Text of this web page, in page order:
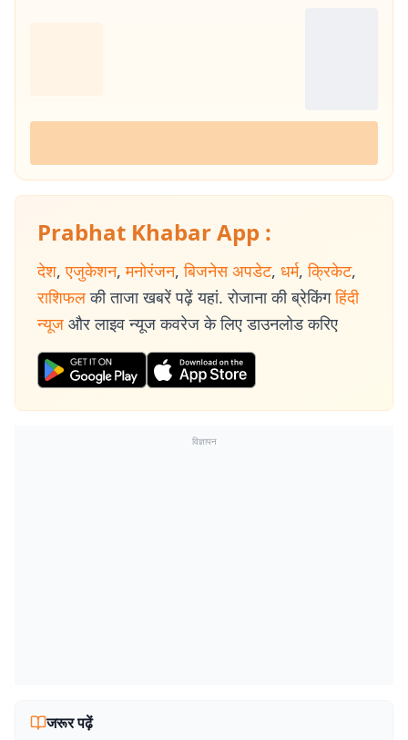
Prabhat Khabar App :
देश, एजुकेशन, मनोरंजन, बिजनेस अपडेट, धर्म, क्रिकेट,
राशिफल की ताजा खबरें पढ़ें यहां. रोजाना की ब्रेकिंग हिंदी
न्यूज और लाइव न्यूज कवरेज के लिए डाउनलोड करिए
विज्ञापन
जरूर पढ़ें